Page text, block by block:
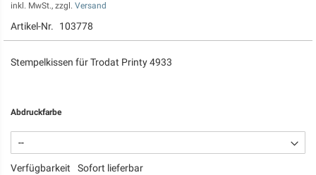
springen
inkl. MwSt., zzgl. Versand
Artikel-Nr. 103778
Stempelkissen für Trodat Printy 4933
Abdruckfarbe
Verfügbarkeit Sofort lieferbar